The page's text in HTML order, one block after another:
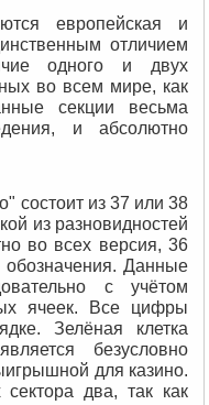
европейская и
отличием
одного и двух
во всем мире, как
секции весьма
и абсолютно
состоит из 37 или 38
из разновидностей
во всех версия, 36
Данные
с учётом
ячеек. Все цифры
Зелёная клетка
безусловно
для казино.
два, так как